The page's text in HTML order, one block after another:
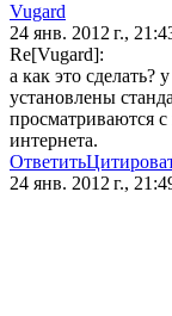
Vugard
24 янв. 2012 г.,
Re[Vugard]:
а как это сделать?
установлены
просматриваются
интернета.
Ответить
24 янв. 2012 г.,